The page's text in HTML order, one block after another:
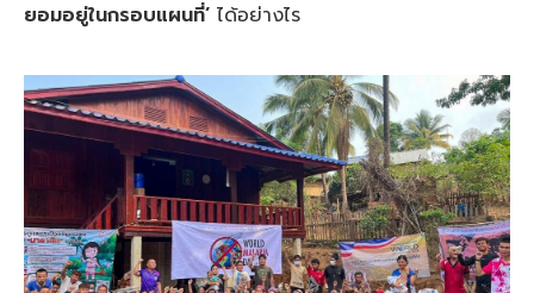
ยอมอยู่ในกรอบแผนที่’ ได้อย่างไร